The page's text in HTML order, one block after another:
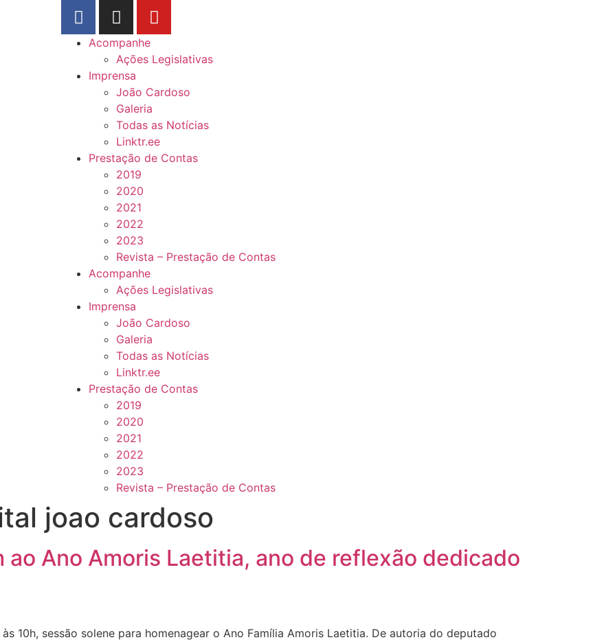
Acompanhe
Ações Legislativas
Imprensa
João Cardoso
Galeria
Todas as Notícias
Linktr.ee
Prestação de Contas
2019
2020
2021
2022
2023
Revista – Prestação de Contas
Acompanhe
Ações Legislativas
Imprensa
João Cardoso
Galeria
Todas as Notícias
Linktr.ee
Prestação de Contas
2019
2020
2021
2022
2023
Revista – Prestação de Contas
joao cardoso
ao Ano Amoris Laetitia, ano de reflexão dedicado
10h, sessão solene para homenagear o Ano Família Amoris Laetitia. De autoria do deputado